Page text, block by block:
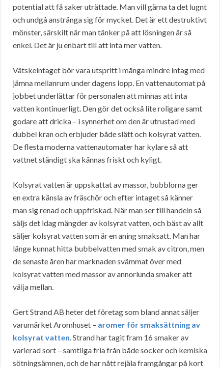
potential att få saker uträttade. Man vill gärna ta det lugnt
och undgå anstränga sig för mycket. Det är ett destruktivt
mönster, särskilt när man tänker på att lösningen är så
enkel. Det är ju enbart till att inta mer vatten.
Vätskeintaget bör vara utspritt i många mindre intag med
jämna mellanrum under dagens lopp. En vattenautomat på
jobbet underlättar för personalen att minnas att inta
vatten kontinuerligt. Den gör det också lite roligare samt
godare att dricka – i synnerhet om den är utrustad med
dubbel kran och erbjuder både slätt och kolsyrat vatten.
De flesta moderna vattenautomater har kylare så att
vattnet ständigt ska kännas friskt och kyligt.
Kolsyrat vatten är uppskattat av massor, bubblorna ger
en extra känsla av fräschör och efter intaget så känner
man sig renad och uppfriskad. När man ser till handeln så
säljs det idag mängder av kolsyrat vatten, och bäst av allt
säljer kolsyrat vatten som är en aning smaksatt. Man har
länge kunnat hitta bubbelvatten med smak av citron, men
de senaste åren har marknaden svämmat över med
kolsyrat vatten med massor av annorlunda smaker att
välja mellan.
Gert Strand AB heter det företag som bland annat säljer
varumärket Aromhuset – aromer för smaksättning av
kolsyrat vatten. Strand har tagit fram 16 smaker av
varierad sort – samtliga fria från både socker och kemiska
sötningsämnen, och de har nått rejäla framgångar på kort